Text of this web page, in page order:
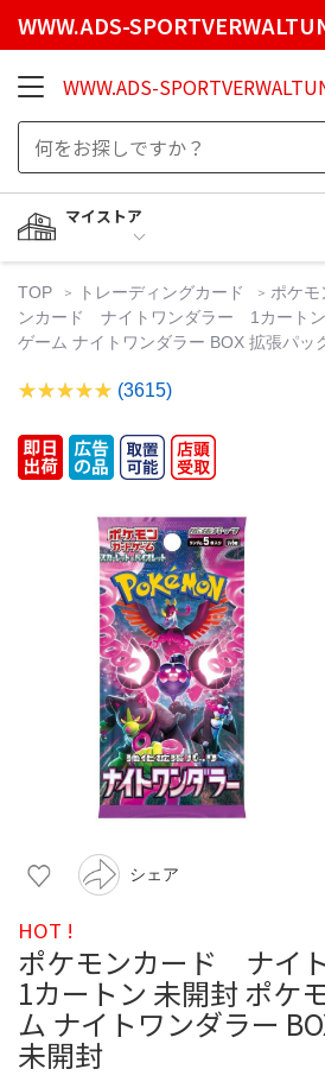
WWW.ADS-
WWW.ADS-
マイストア
TOP トレーディングカード ポケモ
ンカード ナイトワンダラー 1カートン
ゲーム ナイトワンダラー BOX 拡張パッ
(3615)
シェア
HOT !
ポケモンカード ナイ
1カートン 未開封 ポケ
ム ナイトワンダラー
未開封